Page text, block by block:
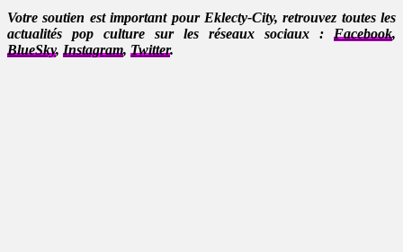
Votre soutien est important pour Eklecty-City, retrouvez toutes les
actualités pop culture sur les réseaux sociaux : Facebook,
BlueSky, Instagram, Twitter.